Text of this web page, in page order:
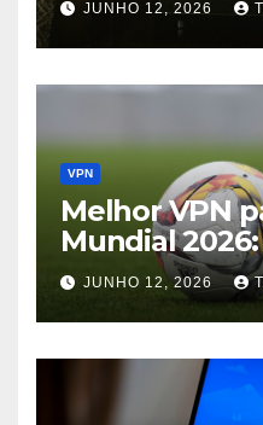
JUNHO 12, 2026
VPN
Melhor VPN
Mundial
Acesso e
JUNHO 12, 2026